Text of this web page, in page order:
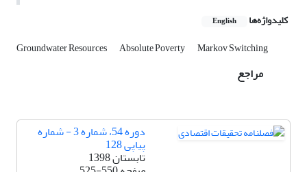
کلیدواژه‌ها English
Groundwater Resources Absolute Poverty Markov Switching
مراجع
دوره 54، شماره 3 - شماره
پیاپی 128
تابستان 1398